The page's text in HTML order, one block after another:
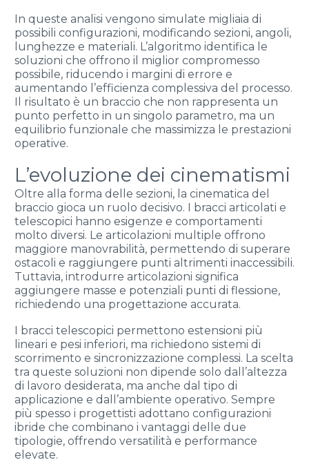
In queste analisi vengono simulate migliaia di
possibili configurazioni, modificando sezioni, angoli,
lunghezze e materiali. L’algoritmo identifica le
soluzioni che offrono il miglior compromesso
possibile, riducendo i margini di errore e
aumentando l’efficienza complessiva del processo.
Il risultato è un braccio che non rappresenta un
punto perfetto in un singolo parametro, ma un
equilibrio funzionale che massimizza le prestazioni
operative.
L’evoluzione dei cinematismi
Oltre alla forma delle sezioni, la cinematica del
braccio gioca un ruolo decisivo. I bracci articolati e
telescopici hanno esigenze e comportamenti
molto diversi. Le articolazioni multiple offrono
maggiore manovrabilità, permettendo di superare
ostacoli e raggiungere punti altrimenti inaccessibili.
Tuttavia, introdurre articolazioni significa
aggiungere masse e potenziali punti di flessione,
richiedendo una progettazione accurata.
I bracci telescopici permettono estensioni più
lineari e pesi inferiori, ma richiedono sistemi di
scorrimento e sincronizzazione complessi. La scelta
tra queste soluzioni non dipende solo dall’altezza
di lavoro desiderata, ma anche dal tipo di
applicazione e dall’ambiente operativo. Sempre
più spesso i progettisti adottano configurazioni
ibride che combinano i vantaggi delle due
tipologie, offrendo versatilità e performance
elevate.